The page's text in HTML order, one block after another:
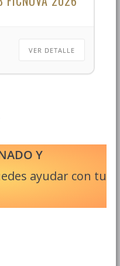
VER DETALLE
Y
ayudar con tu